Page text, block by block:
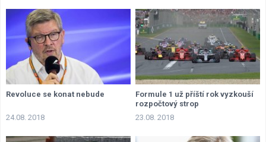
Revoluce se konat nebude
24.08. 2018
Formule 1 už příští rok vyzkouší
rozpočtový strop
23.08. 2018